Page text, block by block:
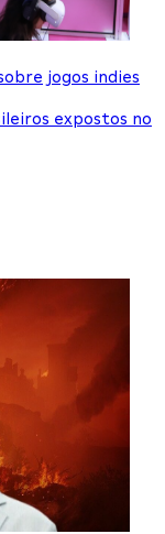
jogos indies
expostos no